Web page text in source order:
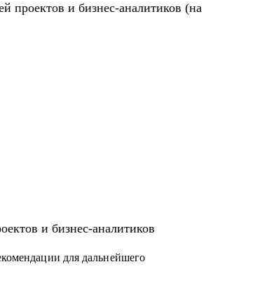
проектов и бизнес-аналитиков (на
и бизнес-аналитиков
для дальнейшего